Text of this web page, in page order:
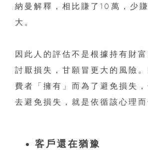
納曼解釋，相比賺了10萬，少
大。
因此人的評估不是根據持有財
討厭損失，甘願冒更大的風險
費者「擁有」而為了避免損失
去避免損失，就是依循該心理而
客戶還在猶豫